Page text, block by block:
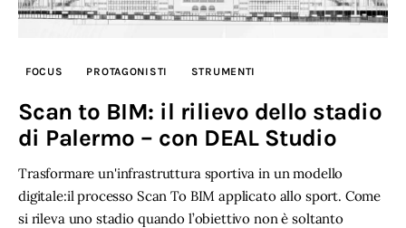
FOCUS PROTAGONISTI STRUMENTI
Scan to BIM: il rilievo dello stadio
di Palermo – con DEAL Studio
Trasformare un'infrastruttura sportiva in un modello
digitale:il processo Scan To BIM applicato allo sport. Come
si rileva uno stadio quando l’obiettivo non è soltanto